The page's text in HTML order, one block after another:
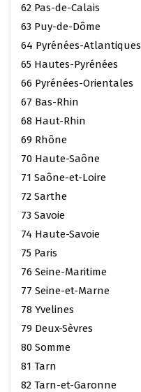
62 Pas-de-Calais
63 Puy-de-Dôme
64 Pyrénées-Atlantiques
65 Hautes-Pyrénées
66 Pyrénées-Orientales
67 Bas-Rhin
68 Haut-Rhin
69 Rhône
70 Haute-Saône
71 Saône-et-Loire
72 Sarthe
73 Savoie
74 Haute-Savoie
75 Paris
76 Seine-Maritime
77 Seine-et-Marne
78 Yvelines
79 Deux-Sèvres
80 Somme
81 Tarn
82 Tarn-et-Garonne